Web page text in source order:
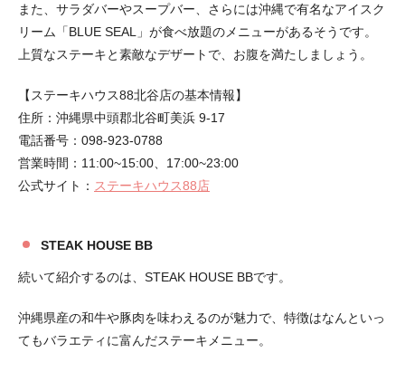
また、サラダバーやスープバー、さらには沖縄で有名なアイスク
リーム「BLUE SEAL」が食べ放題のメニューがあるそうです。
上質なステーキと素敵なデザートで、お腹を満たしましょう。
【ステーキハウス88北谷店の基本情報】
住所：沖縄県中頭郡北谷町美浜 9-17
電話番号：098-923-0788
営業時間：11:00~15:00、17:00~23:00
公式サイト： ステーキハウス88店
STEAK HOUSE BB
続いて紹介するのは、STEAK HOUSE BBです。
沖縄県産の和牛や豚肉を味わえるのが魅力で、特徴はなんといっ
てもバラエティに富んだステーキメニュー。